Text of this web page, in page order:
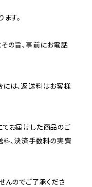
す。
の旨、事前にお電話
は、返送料はお客様
お届けした商品のご
料、決済手数料の実費
んのでご了承くださ